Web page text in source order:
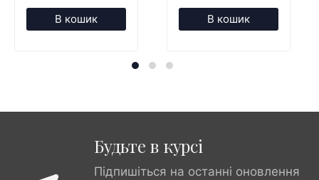
В кошик В кошик
Будьте в курсі
Підпишіться на останні оновлення